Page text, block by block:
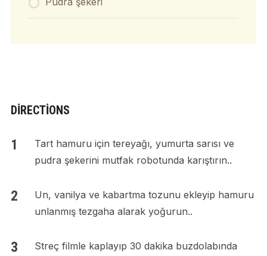
DIRECTIONS
Tart hamuru için tereyağı, yumurta sarısı ve
pudra şekerini mutfak robotunda karıştırın..
Un, vanilya ve kabartma tozunu ekleyip hamuru
unlanmış tezgaha alarak yoğurun..
Streç filmle kaplayıp 30 dakika buzdolabında